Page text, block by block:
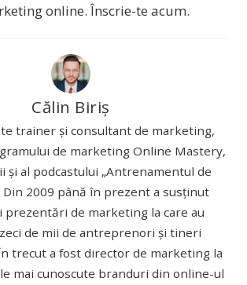
online. Înscrie-te acum.
Călin Biriș
trainer și consultant de marketing,
de marketing Online Mastery,
și al podcastului „Antrenamentul de
Din 2009 până în prezent a susținut
prezentări de marketing la care au
de mii de antreprenori și tineri
trecut a fost director de marketing la
mai cunoscute branduri din online-ul